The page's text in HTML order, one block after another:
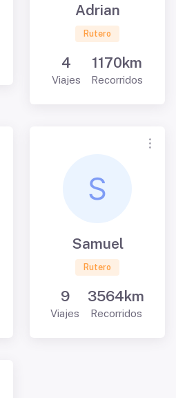
Adrian
Rutero
4
Viajes
1170km
Recorridos
Samuel
Rutero
9
Viajes
3564km
Recorridos